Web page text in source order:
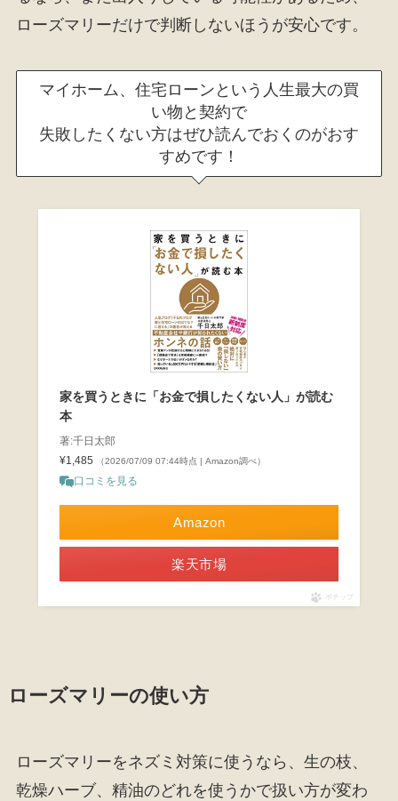
ローズマリーだけで判断しないほうが安心です。
マイホーム、住宅ローンという人生最大の買
い物と契約で
失敗したくない方はぜひ読んでおくのがおす
すめです！
家を買うときに「お金で損したくない人」が読む
本
著:千日太郎
¥1,485
（2026/07/09 07:44時点 | Amazon調べ）
口コミを見る
Amazon
楽天市場
ポチップ
ローズマリーの使い方
ローズマリーをネズミ対策に使うなら、生の枝、
乾燥ハーブ、精油のどれを使うかで扱い方が変わ